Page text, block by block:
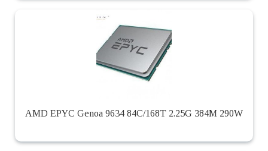
AMD EPYC Genoa 9634 84C/168T 2.25G 384M 290W